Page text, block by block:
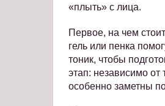
«плыть» с лица.
Первое, на чем
гель или пенка
тоник, чтобы
этап: независимо
особенно заметны